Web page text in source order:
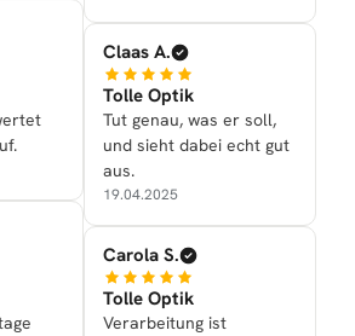
Claas A.
Tolle Optik
Tut genau, was er soll,
und sieht dabei echt gut
aus.
19.04.2025
Carola S.
Tolle Optik
Verarbeitung ist